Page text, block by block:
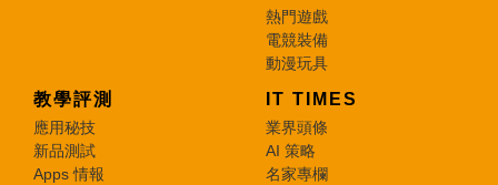
熱門遊戲
電競裝備
動漫玩具
教學評測
應用秘技
新品測試
Apps 情報
IT TIMES
業界頭條
AI 策略
名家專欄